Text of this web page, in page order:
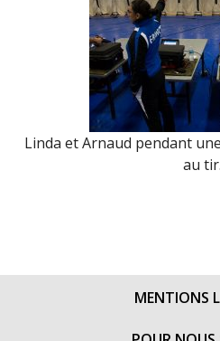
Linda et Arnaud pendant
au tir.
MENTIONS